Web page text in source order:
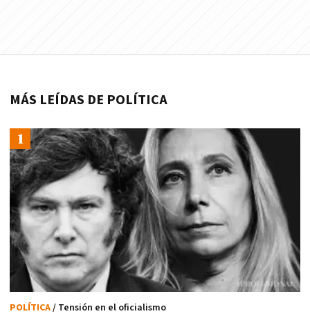
MÁS LEÍDAS DE POLÍTICA
POLÍTICA/ Tensión en el oficialismo